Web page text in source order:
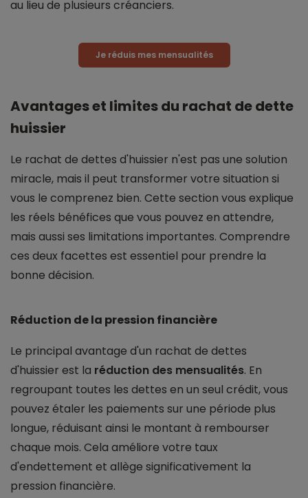
au lieu de plusieurs créanciers.
Je réduis mes mensualités
Avantages et limites du rachat de dette
huissier
Le rachat de dettes d'huissier n'est pas une solution
miracle, mais il peut transformer votre situation si
vous le comprenez bien. Cette section vous explique
les réels bénéfices que vous pouvez en attendre,
mais aussi ses limitations importantes. Comprendre
ces deux facettes est essentiel pour prendre la
bonne décision.
Réduction de la pression financière
Le principal avantage d'un rachat de dettes
d'huissier est la réduction des mensualités. En
regroupant toutes les dettes en un seul crédit, vous
pouvez étaler les paiements sur une période plus
longue, réduisant ainsi le montant à rembourser
chaque mois. Cela améliore votre taux
d'endettement et allège significativement la
pression financière.